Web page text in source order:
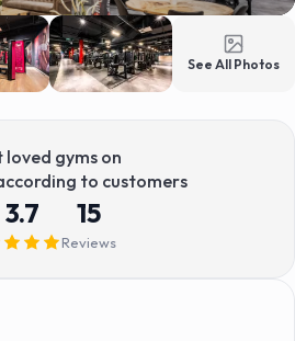
See All Photos
gyms on
to customers
3.7 15
Reviews